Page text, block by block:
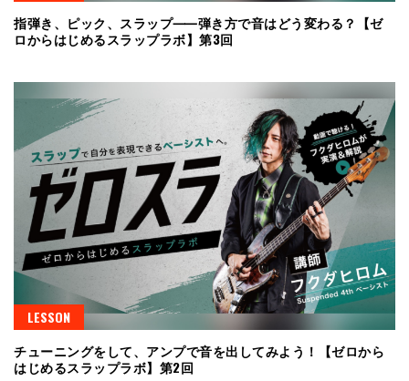
指弾き、ピック、スラップ⸺弾き方で音はどう変わる？【ゼ
ロからはじめるスラップラボ】第3回
LESSON
チューニングをして、アンプで音を出してみよう！【ゼロから
はじめるスラップラボ】第2回